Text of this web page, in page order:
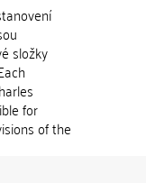
složky
for
of the